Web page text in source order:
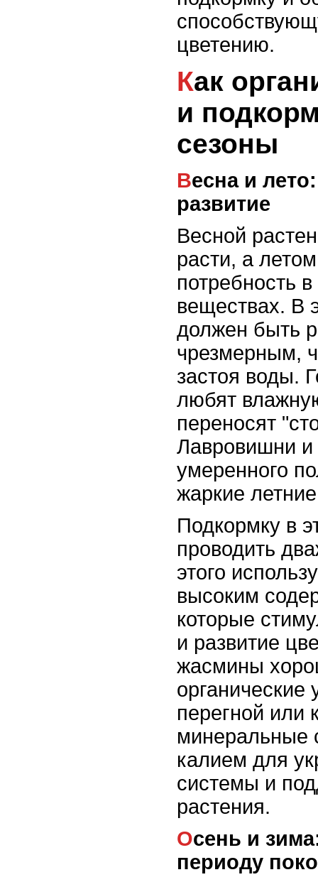
цветению.
Как организовать полив
и
сезоны
Весна и лето: активный рост и
развитие
Весной
расти, а
потребность
веществах. В
должен быть
чрезмерным,
застоя воды.
любят
переносят
Лавровишни
умеренного
жаркие
Подкормку в
проводить
этого
высоким
которые
и развитие
жасмины
органические
перегной или
минеральные
калием для
системы и
растения.
Осень и зима: подготовка к
периоду